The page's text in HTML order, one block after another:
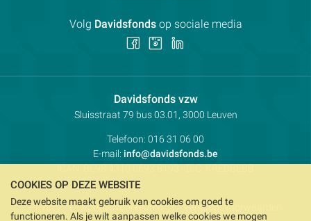
Davidsfonds vzwContactpersoon:
Adres:
Sluisstraat 79 bus 03.01, 3000 Leuven
Telefoon: 016 31 06 00
E-mail: info@davidsfonds.be
IBAN:BE98 4310 0693 8193- BIC:KREDBEBB
Privacy Koekjesvoorkeuren
Verkoopsvoorwaarden
Volg Davidsfondsop sociale media
Volg Volg
COOKIES OP DEZE WEBSITE
Deze website maakt gebruik van cookies om goed te
functioneren. Als je wilt aanpassen welke cookies we mogen